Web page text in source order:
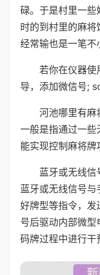
碌。于是村里一些
时的到村里的麻
经常输也是一笔不
若你在仪器使
导，添加微信号;
河池哪里有麻
一般是指通过一
能实现控制麻将牌
蓝牙或无线信
蓝牙或无线信号
好牌型等指令，
号后驱动内部微型
码牌过程中进行干